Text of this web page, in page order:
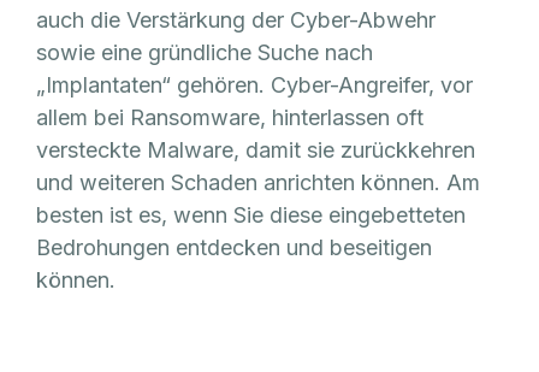
auch die Verstärkung der Cyber-Abwehr
sowie eine gründliche Suche nach
„Implantaten“ gehören. Cyber-Angreifer, vor
allem bei Ransomware, hinterlassen oft
versteckte Malware, damit sie zurückkehren
und weiteren Schaden anrichten können. Am
besten ist es, wenn Sie diese eingebetteten
Bedrohungen entdecken und beseitigen
können.